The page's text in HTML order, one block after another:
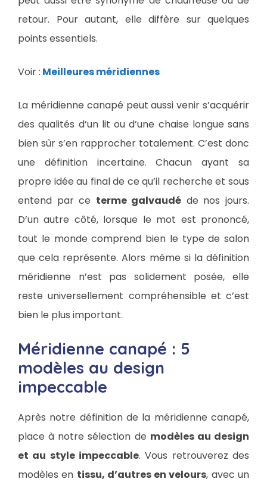
retour. Pour autant, elle diffère sur quelques
points essentiels.
Voir : Meilleures méridiennes
La méridienne canapé peut aussi venir s’acquérir
des qualités d’un lit ou d’une chaise longue sans
bien sûr s’en rapprocher totalement. C’est donc
une définition incertaine. Chacun ayant sa
propre idée au final de ce qu’il recherche et sous
entend par ce terme galvaudé de nos jours.
D’un autre côté, lorsque le mot est prononcé,
tout le monde comprend bien le type de salon
que cela représente. Alors même si la définition
méridienne n’est pas solidement posée, elle
reste universellement compréhensible et c’est
bien le plus important.
Méridienne canapé : 5
modèles au design
impeccable
Après notre définition de la méridienne canapé,
place à notre sélection de modèles au design
et au style impeccable. Vous retrouverez des
modèles en tissu, d’autres en velours, avec un